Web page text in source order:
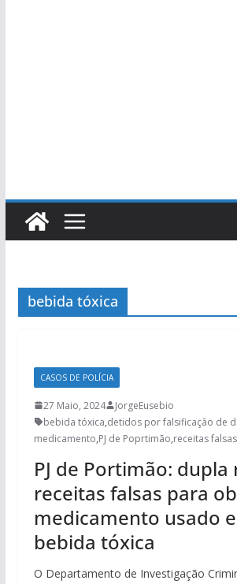
bebida tóxica
CASOS DE POLÍCIA
27 Maio, 2024
JorgeEusebio
bebida tóxica,detidos por falsificação de
medicamento,PJ de Poprtimão,receitas falsas
PJ de Portimão: dupla
receitas falsas para
medicamento usado
bebida tóxica
O Departamento de Investigação